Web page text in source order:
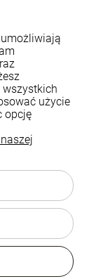
wszystkich
użycie
opcję